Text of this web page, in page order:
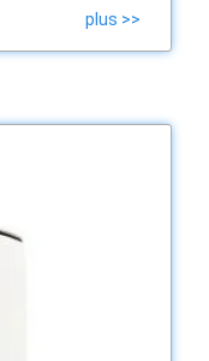
plus >>